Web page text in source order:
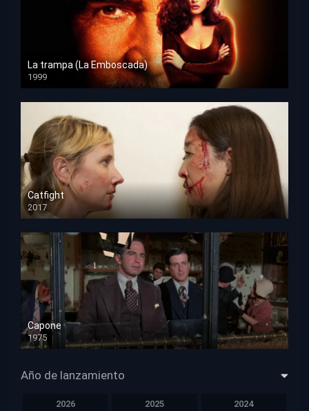
La trampa (La Emboscada)
1999
HD 1080p
Catfight
2017
HD 720p
Capone
1975
HD 1080p
Año de lanzamiento
2026 2025 2024